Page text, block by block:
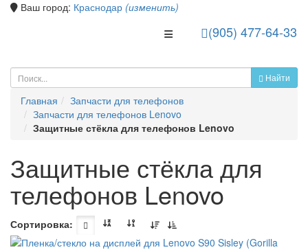
Ваш город: Краснодар (изменить)
(905) 477-64-33
Toggle Navigation
Найти
Главная
Запчасти для телефонов
Запчасти для телефонов Lenovo
Защитные стёкла для телефонов Lenovo
Защитные стёкла для
телефонов Lenovo
Сортировка: